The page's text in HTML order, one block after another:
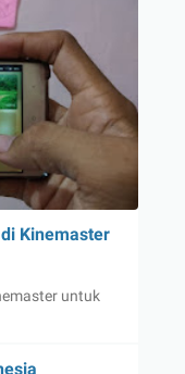
Kinemaster
untuk